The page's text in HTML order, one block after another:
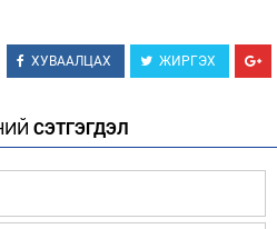
ХУВААЛЦАХ ЖИРГЭХ
СЭТГЭГДЭЛ